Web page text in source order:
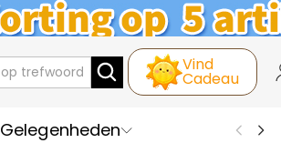
Vind
Cadeau
Gelegenheden